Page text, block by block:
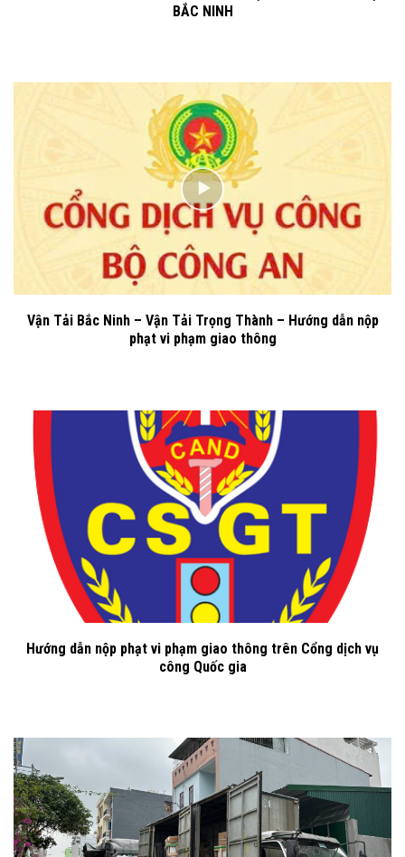
BẮC NINH
Vận Tải Bắc Ninh – Vận Tải Trọng Thành – Hướng dẫn nộp
phạt vi phạm giao thông
Hướng dẫn nộp phạt vi phạm giao thông trên Cổng dịch vụ
công Quốc gia